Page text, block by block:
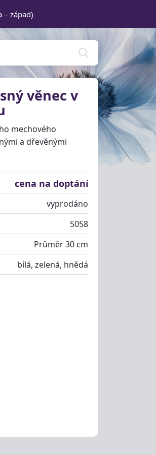
– západ)
věnec v
mechového
a dřevěnými
cena na doptání
vyprodáno
5058
Průměr 30 cm
bílá, zelená, hnědá